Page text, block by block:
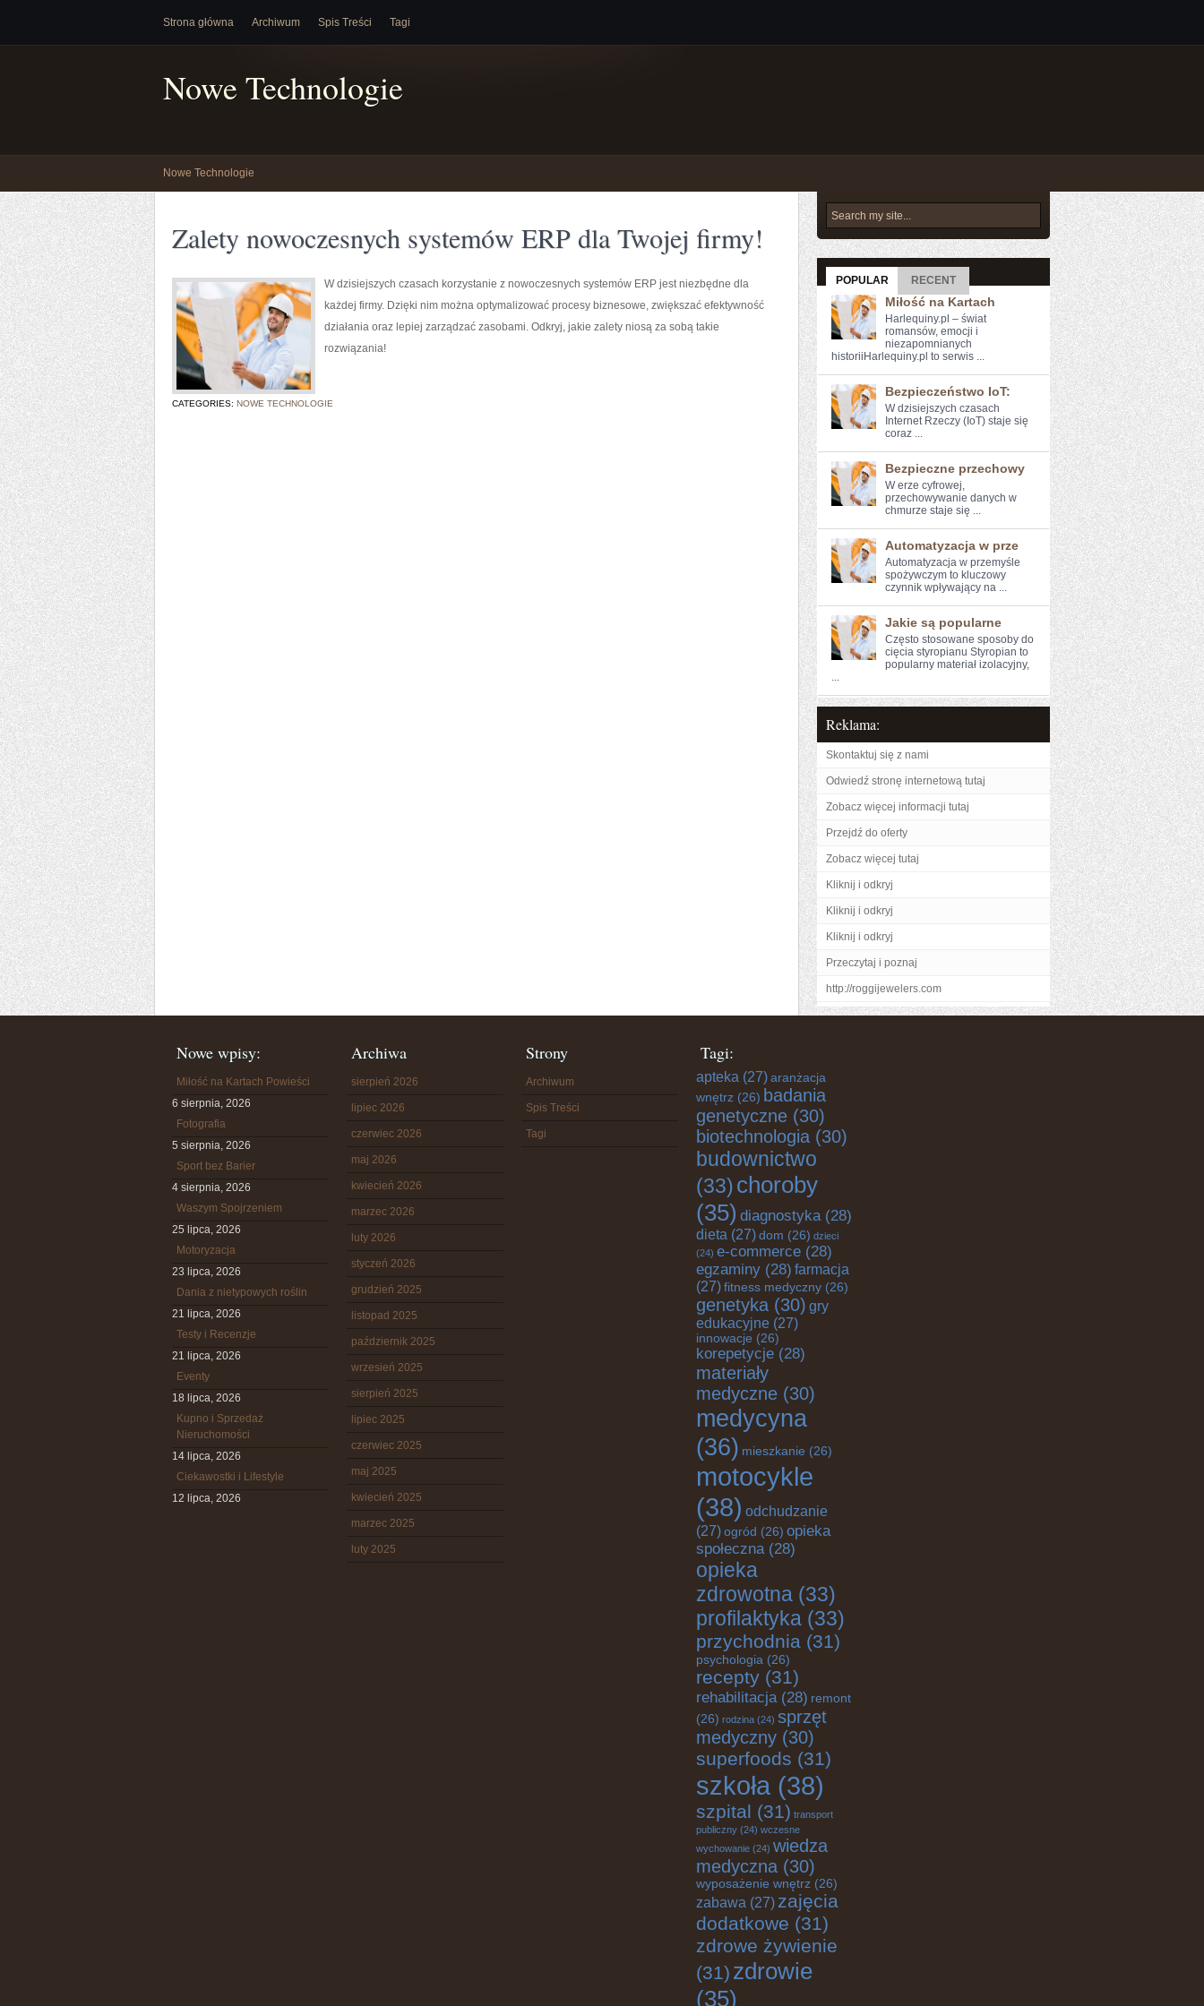
Strona główna Archiwum Spis Treści Tagi
Nowe Technologie
Nowe Technologie
Zalety nowoczesnych systemów ERP dla Twojej firmy!
W dzisiejszych czasach korzystanie z nowoczesnych systemów ERP jest niezbędne dla
każdej firmy. Dzięki nim można optymalizować procesy biznesowe, zwiększać efektywność
działania oraz lepiej zarządzać zasobami. Odkryj, jakie zalety niosą za sobą takie
rozwiązania!
CATEGORIES: NOWE TECHNOLOGIE
POPULAR RECENT
Miłość na Kartach
Harlequiny.pl – świat
romansów, emocji i
niezapomnianych
historiiHarlequiny.pl to serwis ...
Bezpieczeństwo IoT:
W dzisiejszych ​czasach
Internet Rzeczy (IoT) ⁤staje się
⁤coraz ...
Bezpieczne przechowy
W erze cyfrowej,⁢
przechowywanie‍ danych w
chmurze staje się ...
Automatyzacja w prze
Automatyzacja w przemyśle
spożywczym to kluczowy⁤
czynnik wpływający na ...
Jakie są popularne
Często stosowane sposoby do
cięcia styropianu Styropian to
popularny materiał izolacyjny,
...
Reklama:
Skontaktuj się z nami
Odwiedź stronę internetową tutaj
Zobacz więcej informacji tutaj
Przejdź do oferty
Zobacz więcej tutaj
Kliknij i odkryj
Kliknij i odkryj
Kliknij i odkryj
Przeczytaj i poznaj
http://roggijewelers.com
Nowe wpisy:
Miłość na Kartach Powieści
6 sierpnia, 2026
Fotografia
5 sierpnia, 2026
Sport bez Barier
4 sierpnia, 2026
Waszym Spojrzeniem
25 lipca, 2026
Motoryzacja
23 lipca, 2026
Dania z nietypowych roślin
21 lipca, 2026
Testy i Recenzje
21 lipca, 2026
Eventy
18 lipca, 2026
Kupno i Sprzedaż
Nieruchomości
14 lipca, 2026
Ciekawostki i Lifestyle
12 lipca, 2026
Archiwa
sierpień 2026
lipiec 2026
czerwiec 2026
maj 2026
kwiecień 2026
marzec 2026
luty 2026
styczeń 2026
grudzień 2025
listopad 2025
październik 2025
wrzesień 2025
sierpień 2025
lipiec 2025
czerwiec 2025
maj 2025
kwiecień 2025
marzec 2025
luty 2025
Strony
Archiwum
Spis Treści
Tagi
Tagi:
apteka (27) aranżacja
wnętrz (26) badania
genetyczne (30)
biotechnologia (30)
budownictwo
(33)choroby
(35) diagnostyka(28)
dieta (27) dom (26) dzieci
(24) e-commerce (28)
egzaminy (28) farmacja
(27) fitness medyczny (26)
genetyka (30) gry
edukacyjne (27)
innowacje (26)
korepetycje (28)
materiały
medyczne (30)
medycyna
(36) mieszkanie (26)
motocykle
(38) odchudzanie
(27) ogród (26) opieka
społeczna(28)
opieka
zdrowotna (33)
profilaktyka (33)
przychodnia (31)
psychologia (26)
recepty (31)
rehabilitacja(28) remont
(26) rodzina (24) sprzęt
medyczny (30)
superfoods (31)
szkoła (38)
szpital (31) transport
publiczny (24) wczesne
wychowanie (24) wiedza
medyczna (30)
wyposażenie wnętrz (26)
zabawa (27)zajęcia
dodatkowe (31)
zdrowe żywienie
(31) zdrowie
(35)